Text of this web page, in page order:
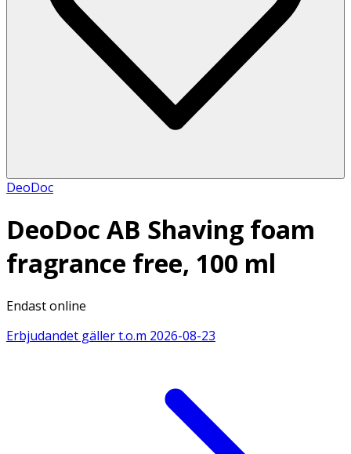
DeoDoc
DeoDoc AB Shaving foam
fragrance free, 100 ml
Endast online
Erbjudandet gäller t.o.m 2026-08-23